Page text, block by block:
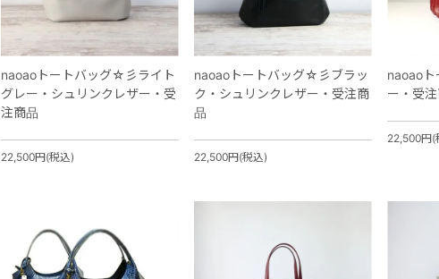
naoaoトートバッグ☆彡ライト
グレー・シュリンクレザー・受
注商品
22,500円(税込)
naoaoトートバッグ☆彡ブラッ
ク・シュリンクレザー・受注商
品
22,500円(税込)
naoao
ー・受
22,500円(